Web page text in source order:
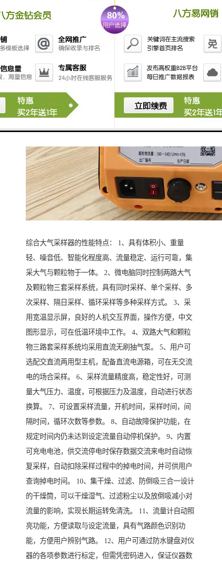
综合大气采样器的性能特点： 1、具有体积小、重量
轻、噪音低、智能化程度高、流量稳定、运行可靠，集
采大气与颗粒物于一体。 2、微电脑同时控制两路大气
及颗粒物三套采样系统，具有同时采样、单个采样、多
次采样、隔日采样、循环采样等多种采样方式。 3、采
用宽温显示屏，良好的人机交互界面，操作方便，中文
图形显示，可在低温环境中工作。 4、双路大气和颗粒
物三路套采样系统均采用直流无刷抽气泵。 5、用户可
选配交直流两用型主机，配备直流电源箱，可在无交流
电的场合采样。 6、采样流量精度高，稳定性好，可测
量大气压力、温度，可根据压力及温度，自动进行状态
换算。 7、可设置采样流量，开机时间，采样时间，间
隔时间，循环次数等参数。 8、自动故障保护功能，在
规定时间内仍未达到设定流量自动停机保护。 9、内置
可充电电池，供交流停电时保存数据交流来电时自动恢
复采样，自动扣除采样过程中的掉电时间，并可供用户
查询掉电时间。 10、集干燥、过滤、防倒吸三合一设计
的干燥筒，可以干燥湿气、过滤粉尘以及放倒吸减小对
流量的影响，实现长期运转免清洗。 11、流量计自动照
亮功能，方便读取与设定流量，具有气路颜色识别功
能，方便用户辨别气路。 12、用户可通过防水键盘对仪
器的各项参数进行标定，但需凭密码进入，保证仪器数